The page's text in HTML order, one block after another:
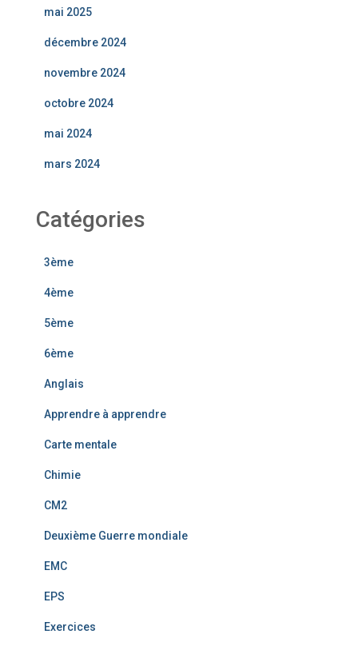
mai 2025
décembre 2024
novembre 2024
octobre 2024
mai 2024
mars 2024
Catégories
3ème
4ème
5ème
6ème
Anglais
Apprendre à apprendre
Carte mentale
Chimie
CM2
Deuxième Guerre mondiale
EMC
EPS
Exercices